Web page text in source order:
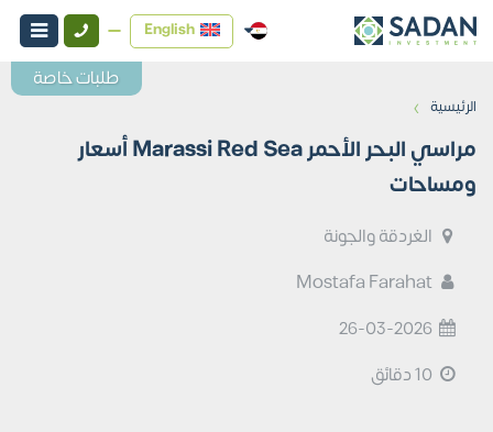
English
الرئيسية ›
مراسي البحر الأحمر Marassi Red Sea أسعار
ومساحات
الغردقة والجونة
Mostafa Farahat
26-03-2026
طلبات خاصة